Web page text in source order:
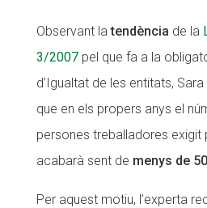
Observant latendència de la
3/2007pel que fa a la
d’Igualtat de les entitats,
que en els propers anys el
persones treballadores exigit
acabarà sent de menys de
Per aquest motiu, l’experta